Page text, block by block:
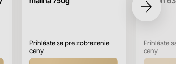
Prihláste sa pre zobrazenie
ceny
Prihláste
ceny